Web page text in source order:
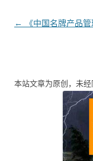
文
← 《中国名牌产品管
本站文章为原创，未